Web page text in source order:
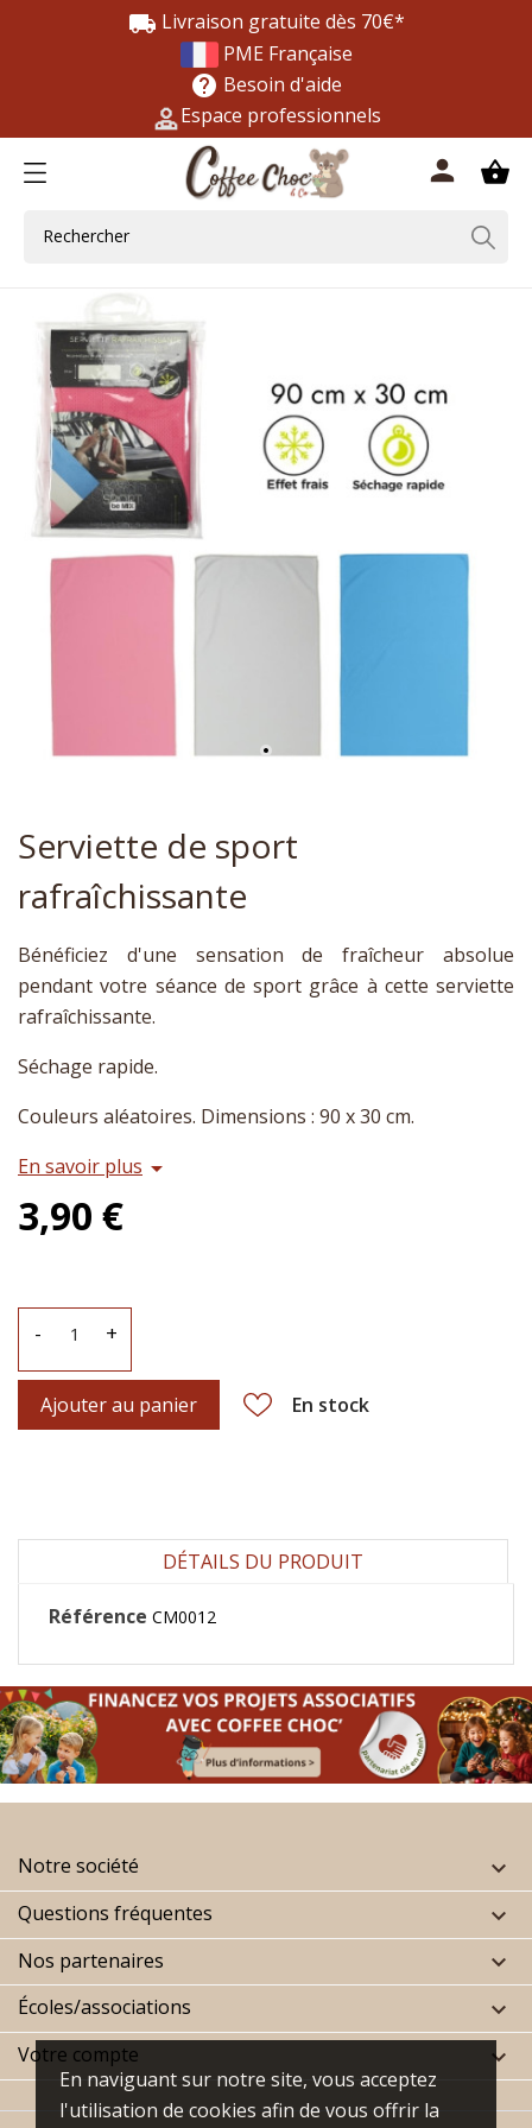
En naviguant sur notre site, vous acceptez
l'utilisation de cookies afin de vous offrir la
local_shipping Livraison gratuite dès 70€*
PME Française
help Besoin d'aide
Espace professionnels
shopping_basket
person
Serviette de sport
rafraîchissante
Bénéficiez d'une sensation de fraîcheur absolue
pendant votre séance de sport grâce à cette serviette
rafraîchissante.
Séchage rapide.
Couleurs aléatoires. Dimensions : 90 x 30 cm.
En savoir plus arrow_drop_down
3,90 €
- +
Ajouter au panier En stock
DÉTAILS DU PRODUIT
Référence CM0012
Notre société 
Questions fréquentes 
Nos partenaires 
Écoles/associations 
Votre compte 